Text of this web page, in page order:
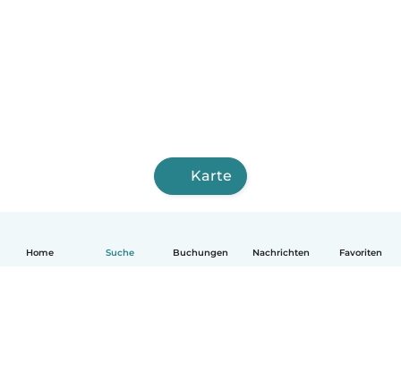
Home Suche Buchungen Nachrichten Favoriten
Karte